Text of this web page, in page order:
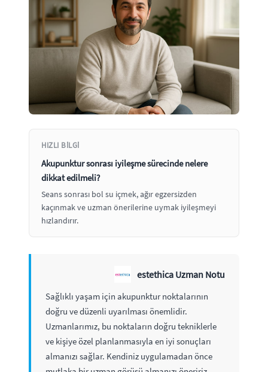
HIZLI BILGI
Akupunktur sonrası iyileşme sürecinde nelere
dikkat edilmeli?
Seans sonrası bol su içmek, ağır egzersizden
kaçınmak ve uzman önerilerine uymak iyileşmeyi
hızlandırır.
estethica Uzman Notu
Sağlıklı yaşam için akupunktur noktalarının
doğru ve düzenli uyarılması önemlidir.
Uzmanlarımız, bu noktaların doğru tekniklerle
ve kişiye özel planlanmasıyla en iyi sonuçları
almanızı sağlar. Kendiniz uygulamadan önce